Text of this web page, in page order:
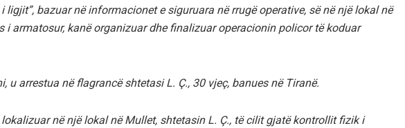
ligjit”, bazuar në informacionet e siguruara në rrugë operative, së në një lokal në
i armatosur, kanë organizuar dhe finalizuar operacionin policor të koduar
u arrestua në flagrancë shtetasi L. Ç., 30 vjeç, banues në Tiranë.
në një lokal në Mullet, shtetasin L. Ç., të cilit gjatë kontrollit fizik i